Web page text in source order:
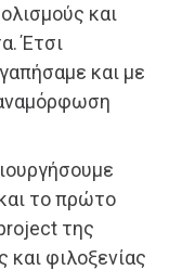
και
Έτσι
και με
το πρώτο
της
και φιλοξενίας